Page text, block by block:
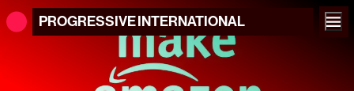
PROGRESSIVEINTERNATIONAL